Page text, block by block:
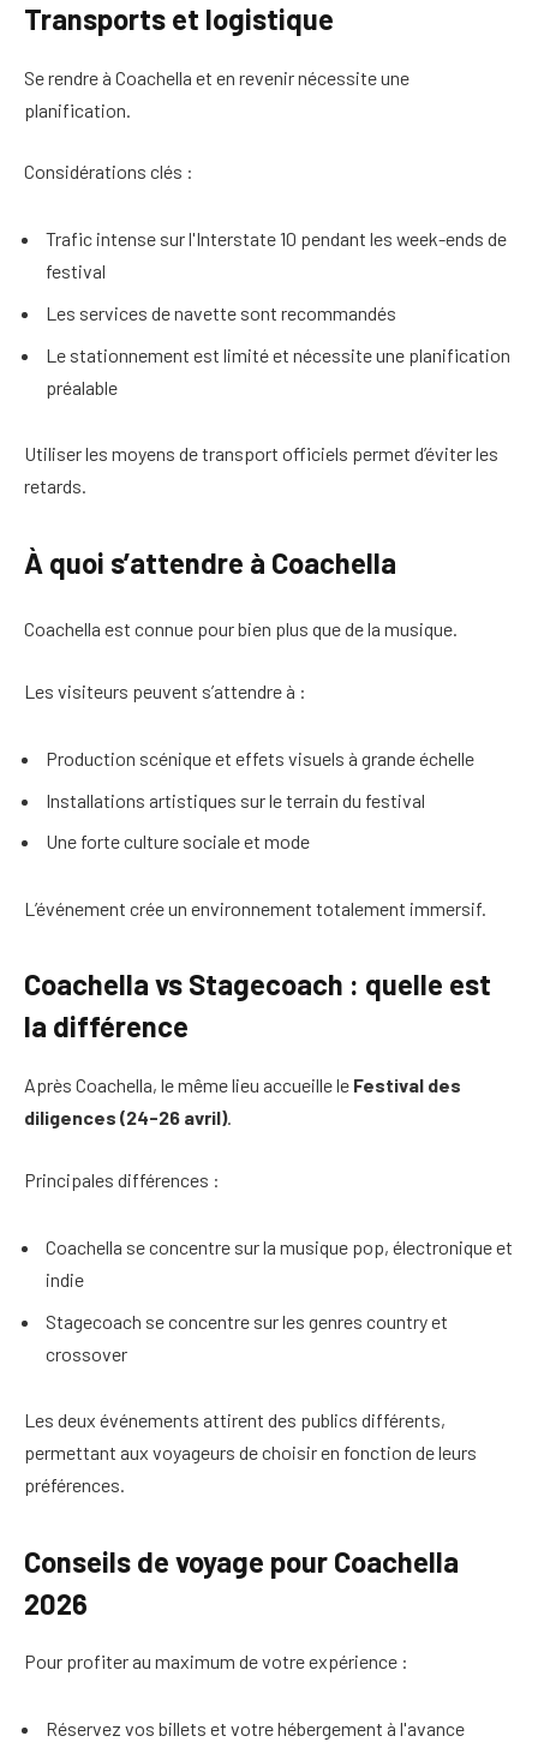
Transports et logistique
Se rendre à Coachella et en revenir nécessite une
planification.
Considérations clés :
Trafic intense sur l'Interstate 10 pendant les week-ends de
festival
Les services de navette sont recommandés
Le stationnement est limité et nécessite une planification
préalable
Utiliser les moyens de transport officiels permet d’éviter les
retards.
À quoi s’attendre à Coachella
Coachella est connue pour bien plus que de la musique.
Les visiteurs peuvent s’attendre à :
Production scénique et effets visuels à grande échelle
Installations artistiques sur le terrain du festival
Une forte culture sociale et mode
L’événement crée un environnement totalement immersif.
Coachella vs Stagecoach : quelle est
la différence
Après Coachella, le même lieu accueille le Festival des
diligences (24-26 avril).
Principales différences :
Coachella se concentre sur la musique pop, électronique et
indie
Stagecoach se concentre sur les genres country et
crossover
Les deux événements attirent des publics différents,
permettant aux voyageurs de choisir en fonction de leurs
préférences.
Conseils de voyage pour Coachella
2026
Pour profiter au maximum de votre expérience :
Réservez vos billets et votre hébergement à l'avance